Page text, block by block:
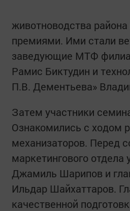
животноводства
премиями. Ими стали
заведующие МТФ
Рамис Биктудин и
П.В. Дементьева»
Затем участники
Ознакомились с ходом
механизаторов. Перед
маркетингового отдела
Джамиль Шарипов и
Ильдар Шайхаттаров.
качественной